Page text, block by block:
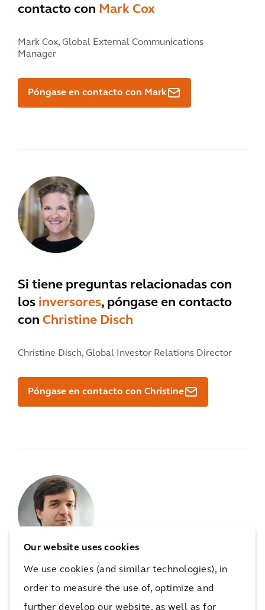
Our website uses cookies
We use cookies (and similar technologies), in
order to measure the use of, optimize and
further develop our website, as well as for
contacto con Mark Cox
Mark Cox, Global External Communications
Manager
Póngase en contacto con Mark
Si tiene preguntas relacionadas con
los inversores, póngase en contacto
con Christine Disch
Christine Disch, Global Investor Relations Director
Póngase en contacto con Christine
Si tiene preguntas relacionadas
con la
movilidad , póngase en